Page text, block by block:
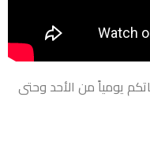
يومياً من الأحد وحتى